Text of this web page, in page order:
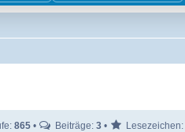
865 • Beiträge: 3 • Lesezeichen: